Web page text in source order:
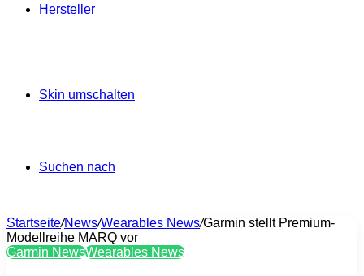
Hersteller
Skin umschalten
Suchen nach
Startseite/News/Wearables News/Garmin stellt Premium-
Modellreihe MARQ vor
Garmin NewsWearables News